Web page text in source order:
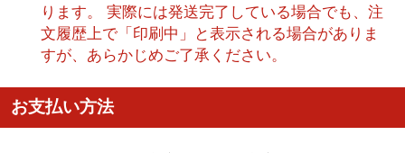
ります。 実際には発送完了している場合でも、注
文履歴上で「印刷中」と表示される場合がありま
すが、あらかじめご了承ください。
お支払い方法